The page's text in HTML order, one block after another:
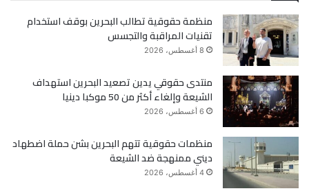
ب
و
ك
ت
ر
منظمة حقوقية تطالب البحرين بوقف استخدام
تقنيات المراقبة والتجسس
8 أغسطس، 2026
منتدى حقوقي يدين تصعيد البحرين استهداف
الشيعة وإلغاء أكثر من 50 موكبا دينيا
6 أغسطس، 2026
منظمات حقوقية تتهم البحرين بشن حملة اضطهاد
ديني ممنهجة ضد الشيعة
4 أغسطس، 2026